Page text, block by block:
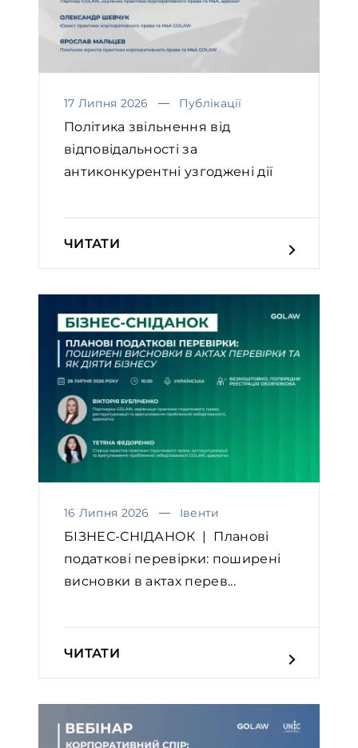
17 Липня 2026 Публікації
Політика звільнення від
відповідальності за
антиконкурентні узгоджені дії
ЧИТАТИ
16 Липня 2026 Івенти
БІЗНЕС-СНІДАНОК | Планові
податкові перевірки: поширені
висновки в актах перев...
ЧИТАТИ